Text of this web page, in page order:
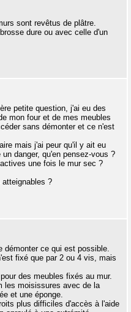
sont revêtus de plâtre.
dure ou avec celle d'un
petite question, j'ai eu des
mon four et de mes meubles
sans démonter et ce n'est
mais j'ai peur qu'il y ait eu
danger, qu'en pensez-vous ?
une fois le mur sec ?
atteignables ?
démonter ce qui est possible.
fixé que par 2 ou 4 vis, mais
des meubles fixés au mur.
les moisissures avec de la
et une éponge.
plus difficiles d'accès à l'aide